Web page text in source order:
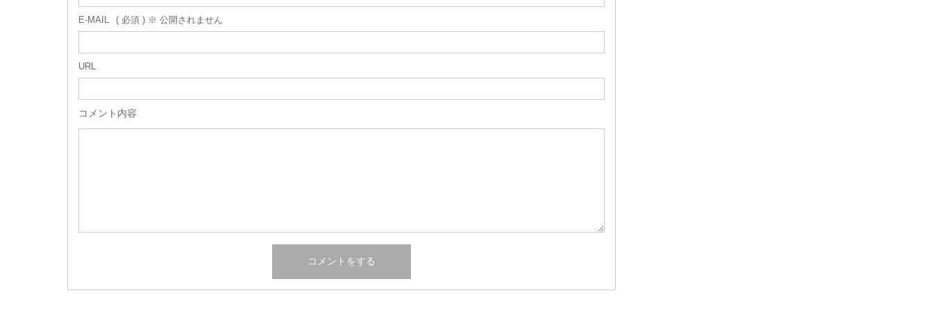
E-MAIL ( 必須 ) ※ 公開されません
URL
コメント内容